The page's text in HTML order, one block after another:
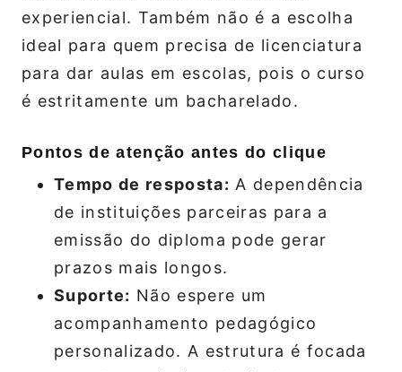
experiencial. Também não é a escolha
ideal para quem precisa de licenciatura
para dar aulas em escolas, pois o curso
é estritamente um bacharelado.
Pontos de atenção antes do clique
Tempo de resposta: A dependência
de instituições parceiras para a
emissão do diploma pode gerar
prazos mais longos.
Suporte: Não espere um
acompanhamento pedagógico
personalizado. A estrutura é focada